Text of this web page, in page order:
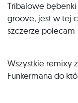
Tribalowe
groove, jest w tej
szczerze
Wszystkie remixy
Funkermana do